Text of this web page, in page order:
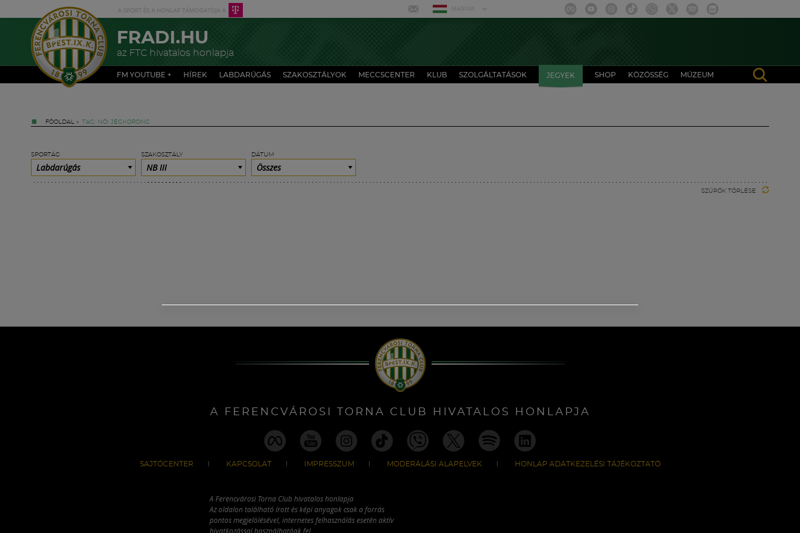
MAGYAR
FRADI.HU
az FTC hivatalos honlapja
FM YOUTUBE + HÍREK LABDARÚGÁS SZAKOSZTÁLYOK MECCSCENTER KLUB SZOLGÁLTATÁSOK JEGYEK SHOP KÖZÖSSÉG MÚZEUM
FŐOLDAL » TAG: NŐI JÉGKORONG
SPORTÁG
Labdarúgás
SZAKOSZTÁLY
NB III
DÁTUM
Összes
SZŰRŐK TÖRLÉSE
A FERENCVÁROSI TORNA CLUB HIVATALOS HONLAPJA
SAJTÓCENTER KAPCSOLAT IMPRESSZUM MODERÁLÁSI ALAPELVEK HONLAP ADATKEZELÉSI TÁJÉKOZTATÓ
A Ferencvárosi Torna Club hivatalos honlapja
Az oldalon található írott és képi anyagok csak a forrás
pontos megjelölésével, internetes felhasználás esetén aktív
hivatkozással használhatóak fel.